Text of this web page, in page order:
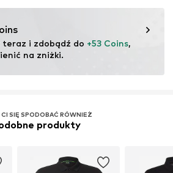
włókna pochodzące ze
celu sprawdzenia, czy
w trakcie przechodzenia na
i zdobądź do +53 Coins,
na zniżki.
SIĘ SPODOBAĆ RÓWNIEŻ
produkty